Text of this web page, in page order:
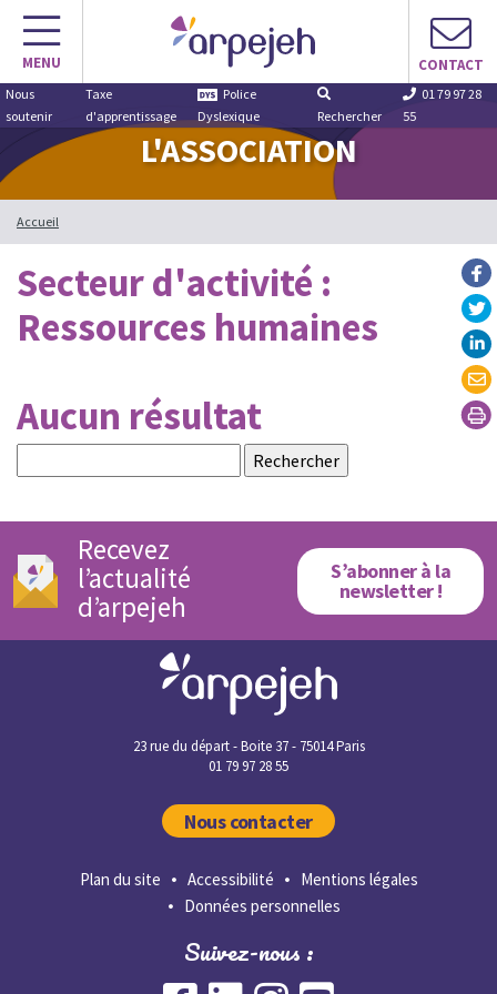
Aller
contenu
MENU CONTACT
Nous
soutenir
Taxe
d'apprentissage
Police
Dyslexique
Rechercher
01 79 97 28
55
L'ASSOCIATION
Accueil
Secteur d'activité :
Ressources humaines
Aucun résultat
Recevez
l’actualité
d’arpejeh
S’abonner à la
newsletter !
23 rue du départ - Boite 37 - 75014 Paris
01 79 97 28 55
Nous contacter
Plan du site Accessibilité
Mentions légales
Données personnelles
Suivez-nous :